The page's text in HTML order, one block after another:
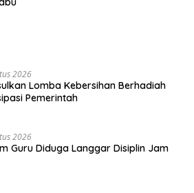
2026
Lomba Kebersihan Berhadiah
Pemerintah
2026
Guru Diduga Langgar Disiplin Jam